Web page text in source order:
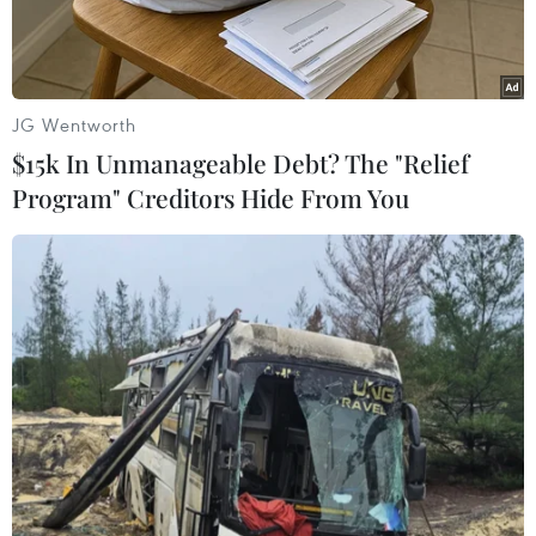
Phong cách thời trang hiện đại dành cho những chàng trai cá
tính của thương hiệu thời trang Hàn Quốc A.AV. Ảnh minh họa.
(Ảnh: BTC)
Các nhà quản lý và các chuyên gia trong ngành
công nghiệp thời trang của Hàn Quốc và 10
JG Wentworth
$15k In Unmanageable Debt? The "Relief
Program" Creditors Hide From You